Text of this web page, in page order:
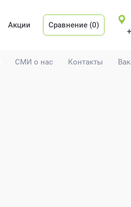
СМИ о нас Контакты
Акции Сравнение (0)